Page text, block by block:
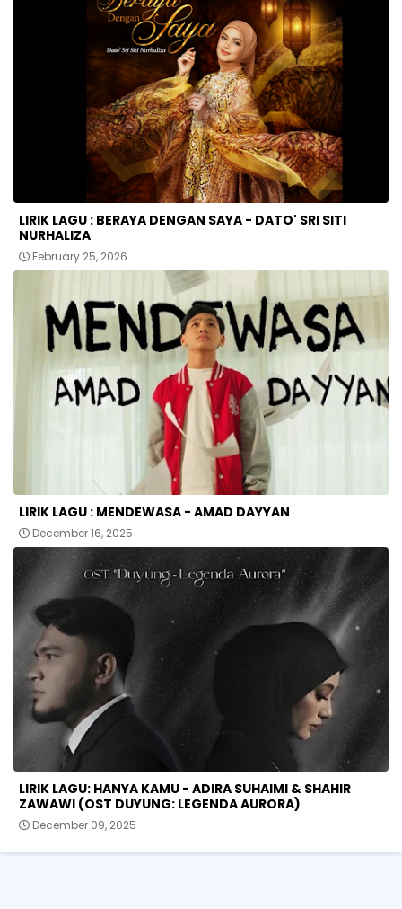
LIRIK LAGU : BERAYA DENGAN SAYA - DATO' SRI SITI
NURHALIZA
February 25, 2026
LIRIK LAGU : MENDEWASA - AMAD DAYYAN
December 16, 2025
LIRIK LAGU: HANYA KAMU - ADIRA SUHAIMI & SHAHIR
ZAWAWI (OST DUYUNG: LEGENDA AURORA)
December 09, 2025